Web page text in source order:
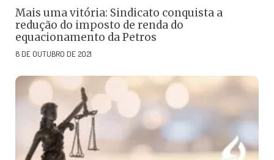
Mais uma vitória: Sindicato conquista a
redução do imposto de renda do
equacionamento da Petros
8 DE OUTUBRO DE 2021